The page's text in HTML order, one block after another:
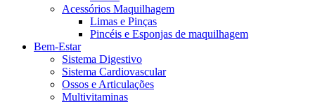
Acessórios Maquilhagem
Limas e Pinças
Pincéis e Esponjas de maquilhagem
Bem-Estar
Sistema Digestivo
Sistema Cardiovascular
Ossos e Articulações
Multivitaminas